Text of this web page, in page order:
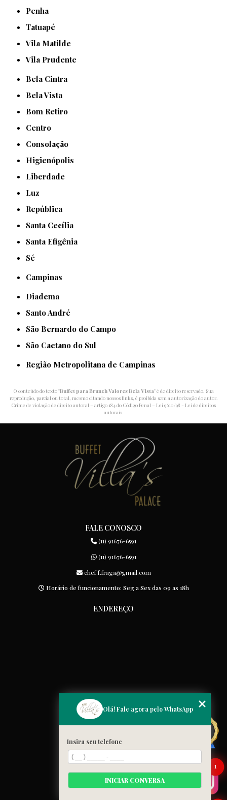
Penha
Tatuapé
Vila Matilde
Vila Prudente
Bela Cintra
Bela Vista
Bom Retiro
Centro
Consolação
Higienópolis
Liberdade
Luz
República
Santa Cecília
Santa Efigênia
Sé
Campinas
Diadema
Santo André
São Bernardo do Campo
São Caetano do Sul
Região Metropolitana de Campinas
O conteúdo do texto "Buffet para Brunch Valores Bela Vista" é de direito reservado. Sua
reprodução, parcial ou total, mesmo citando nossos links, é proibida sem a autorização do autor.
Crime de violação de direito autoral – artigo 184 do Código Penal – Lei 9610/98 - Lei de direitos
autorais.
FALE CONOSCO
(11) 91676-6591
(11) 91676-6591
chef.f.fraga@gmail.com
Horário de funcionamento: Seg a Sex das 09 as 18h
ENDEREÇO
MENU
Home
Quem somos
Cardápio
Blog
Galeria
Contato
Olá! Fale agora pelo WhatsApp
Insira seu telefone
INICIAR CONVERSA
1